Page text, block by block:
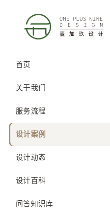
首页
关于我们
服务流程
设计案例
设计动态
设计百科
问答知识库